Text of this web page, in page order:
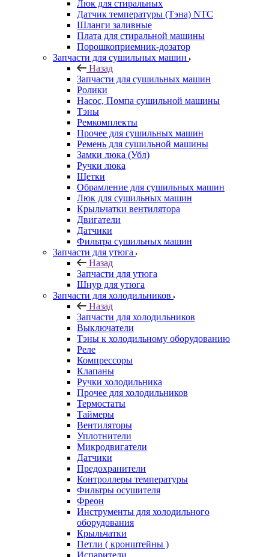
Люк для стиральных
Датчик температуры (Тэна) NTC
Шланги заливные
Плата для стиральной машины
Порошкоприемник-дозатор
Запчасти для сушильных машин
Назад
Запчасти для сушильных машин
Ролики
Насос, Помпа сушильной машины
Тэны
Ремкомплекты
Прочее для сушильных машин
Ремень для сушильной машины
Замки люка (Убл)
Ручки люка
Щетки
Обрамление для сушильных машин
Люк для сушильных машин
Крыльчатки вентилятора
Двигатели
Датчики
Фильтра сушильных машин
Запчасти для утюга
Назад
Запчасти для утюга
Шнур для утюга
Запчасти для холодильников
Назад
Запчасти для холодильников
Выключатели
Тэны к холодильному оборудованию
Реле
Компрессоры
Клапаны
Ручки холодильника
Прочее для холодильников
Термостаты
Таймеры
Вентиляторы
Уплотнители
Микродвигатели
Датчики
Предохранители
Контроллеры температуры
Фильтры осушителя
Фреон
Инструменты для холодильного
оборудования
Крыльчатки
Петли ( кронштейны )
Испарители